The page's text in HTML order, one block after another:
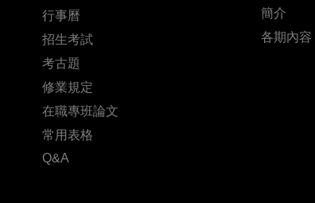
行事曆
招生考試
考古題
修業規定
在職專班論文
常用表格
Q&A
簡介
各期內容